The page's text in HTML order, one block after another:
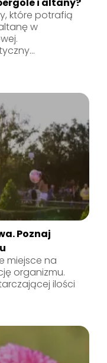
które potrafią
w
Poznaj
miejsce na
organizmu.
ilości